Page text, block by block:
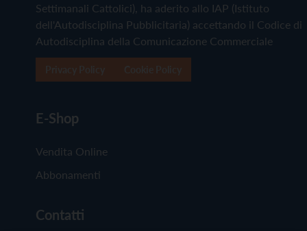
Settimanali Cattolici), ha aderito allo IAP (Istituto
dell'Autodisciplina Pubblicitaria) accettando il Codice di
Autodisciplina della Comunicazione Commerciale
E-Shop
Vendita Online
Abbonamenti
Contatti